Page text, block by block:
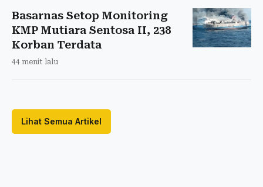
Basarnas Setop Monitoring
KMP Mutiara Sentosa II, 238
Korban Terdata
44 menit lalu
Lihat Semua Artikel